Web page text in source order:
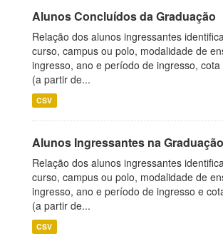
Alunos Concluídos da Graduação
Relação dos alunos ingressantes
curso, campus ou polo, modalidade de
ingresso, ano e período de ingresso, cota
(a partir de...
CSV
Alunos Ingressantes na Graduação
Relação dos alunos ingressantes
curso, campus ou polo, modalidade de
ingresso, ano e período de ingresso e
(a partir de...
CSV